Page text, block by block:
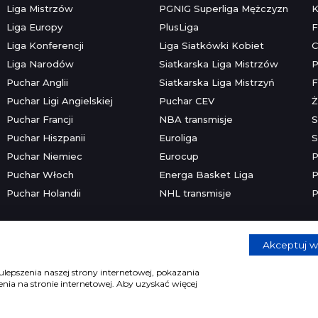
Liga Mistrzów
Liga Europy
Liga Konferencji
Liga Narodów
Puchar Anglii
Puchar Ligi Angielskiej
Puchar Francji
Puchar Hiszpanii
Puchar Niemiec
Puchar Włoch
Puchar Holandii
PGNIG Superliga Mężczyzn
PlusLiga
Liga Siatkówki Kobiet
Siatkarska Liga Mistrzów
Siatkarska Liga Mistrzyń
Puchar CEV
NBA transmisje
Euroliga
Eurocup
Energa Basket Liga
NHL transmisje
Kontakt•Reklama• Polityka prywatności
dla osób powyżej 18 lat. Hazard może uzależniać. Graj
naszej strony internetowej, pokazania
na stronie internetowej. Aby uzyskać więcej
Akceptuj